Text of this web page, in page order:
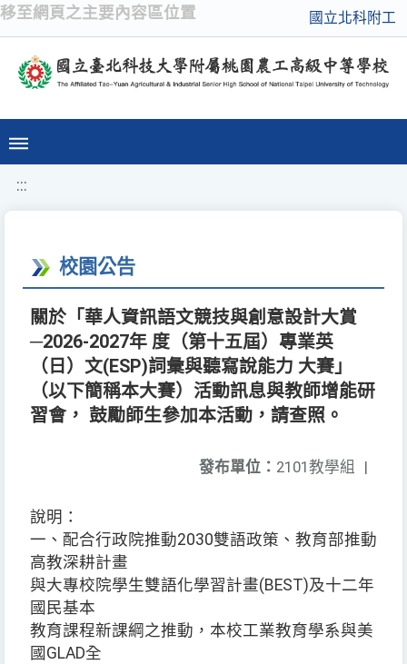
移至網頁之主要內容區位置 國立北科附工
:::
校園公告
關於「華人資訊語文競技與創意設計大賞
─2026-2027年 度（第十五屆）專業英
（日）文(ESP)詞彙與聽寫說能力 大賽」
（以下簡稱本大賽）活動訊息與教師增能研
習會， 鼓勵師生參加本活動，請查照。
發布單位： 2101教學組 |
說明：
一、配合行政院推動2030雙語政策、教育部推動
高教深耕計畫
與大專校院學生雙語化學習計畫(BEST)及十二年
國民基本
教育課程新課綱之推動，本校工業教育學系與美
國GLAD全